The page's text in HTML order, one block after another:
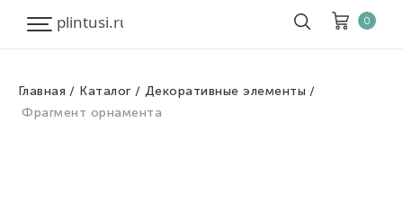
0
Главная Каталог
Декоративные элементы
Фрагмент орнамента